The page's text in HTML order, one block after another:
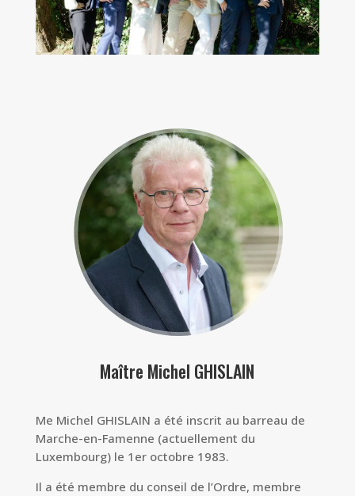
Maître Michel GHISLAIN
Me Michel GHISLAIN a été inscrit au barreau de
Marche-en-Famenne (actuellement du
Luxembourg) le 1er octobre 1983.
Il a été membre du conseil de l’Ordre, membre